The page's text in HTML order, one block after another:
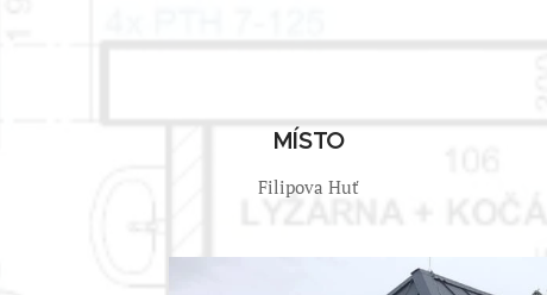
MÍSTO
Filipova Huť